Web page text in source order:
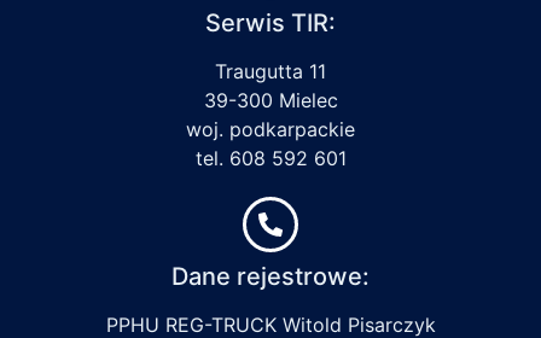
Serwis TIR:
Traugutta 11
39-300 Mielec
woj. podkarpackie
tel. 608 592 601
Dane rejestrowe:
PPHU REG-TRUCK Witold Pisarczyk